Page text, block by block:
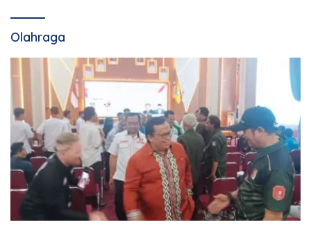
Olahraga